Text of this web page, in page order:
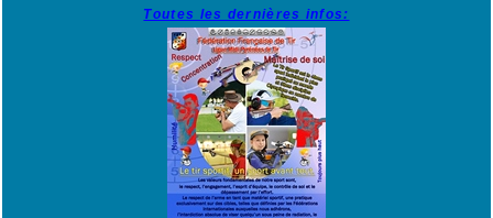
Toutes les dernières infos: